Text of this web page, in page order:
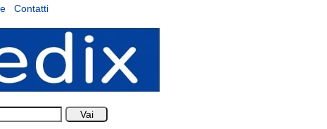
Contatti